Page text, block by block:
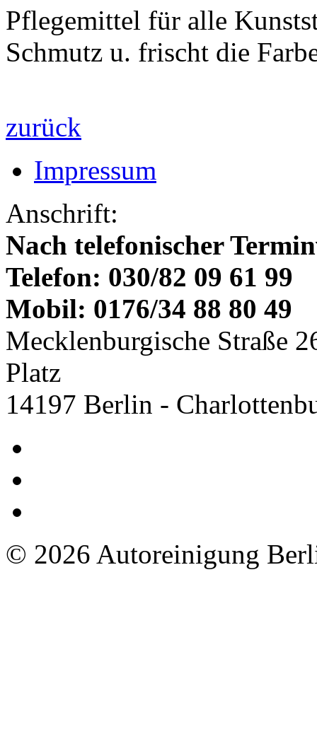
Pflegemittel für alle
Schmutz u. frischt die
zurück
Impressum
Anschrift:
Nach telefonischer
Telefon: 030/82 09 61 99
Mobil: 0176/34 88 80 49
Mecklenburgische Straße
Platz
14197 Berlin -
© 2026 Autoreinigung